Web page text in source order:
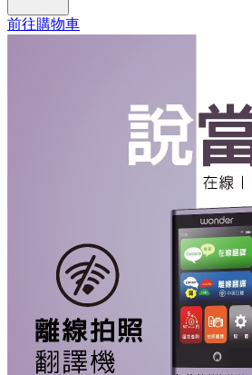
前往購物車